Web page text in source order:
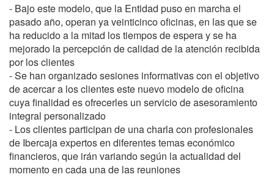
- Bajo este modelo, que la Entidad puso en marcha el
pasado año, operan ya veinticinco oficinas, en las que se
ha reducido a la mitad los tiempos de espera y se ha
mejorado la percepción de calidad de la atención recibida
por los clientes
- Se han organizado sesiones informativas con el objetivo
de acercar a los clientes este nuevo modelo de oficina
cuya finalidad es ofrecerles un servicio de asesoramiento
integral personalizado
- Los clientes participan de una charla con profesionales
de Ibercaja expertos en diferentes temas económico
financieros, que irán variando según la actualidad del
momento en cada una de las reuniones